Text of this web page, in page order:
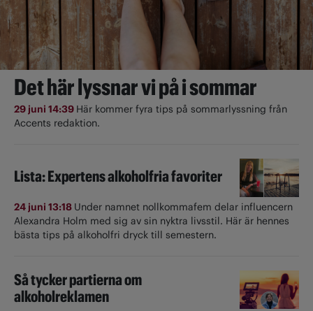
Det här lyssnar vi på i sommar
29 juni 14:39 Här kommer fyra tips på sommarlyssning från
Accents redaktion.
Lista: Expertens alkoholfria favoriter
24 juni 13:18 Under namnet nollkommafem delar influencern
Alexandra Holm med sig av sin nyktra livsstil. Här är hennes
bästa tips på alkoholfri dryck till semestern.
Så tycker partierna om
alkoholreklamen